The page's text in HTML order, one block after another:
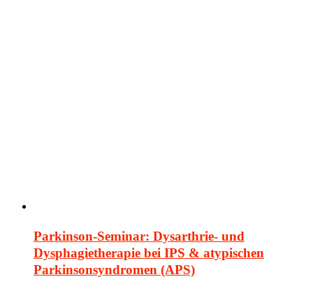
Parkinson-Seminar: Dysarthrie- und
Dysphagietherapie bei IPS & atypischen
Parkinsonsyndromen (APS)